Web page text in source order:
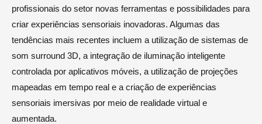
profissionais do setor novas ferramentas e possibilidades para
criar experiências sensoriais inovadoras. Algumas das
tendências mais recentes incluem a utilização de sistemas de
som surround 3D, a integração de iluminação inteligente
controlada por aplicativos móveis, a utilização de projeções
mapeadas em tempo real e a criação de experiências
sensoriais imersivas por meio de realidade virtual e
aumentada.